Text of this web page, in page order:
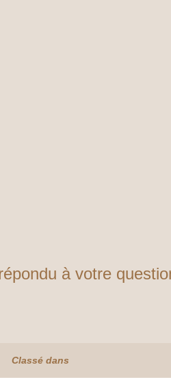
à votre
Classé dans